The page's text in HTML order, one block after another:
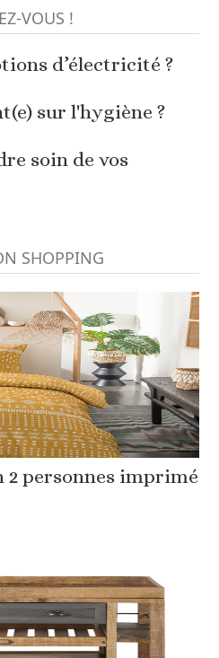
VOUS !
d’électricité ?
sur l'hygiène ?
soin de vos
SHOPPING
2 personnes imprimé